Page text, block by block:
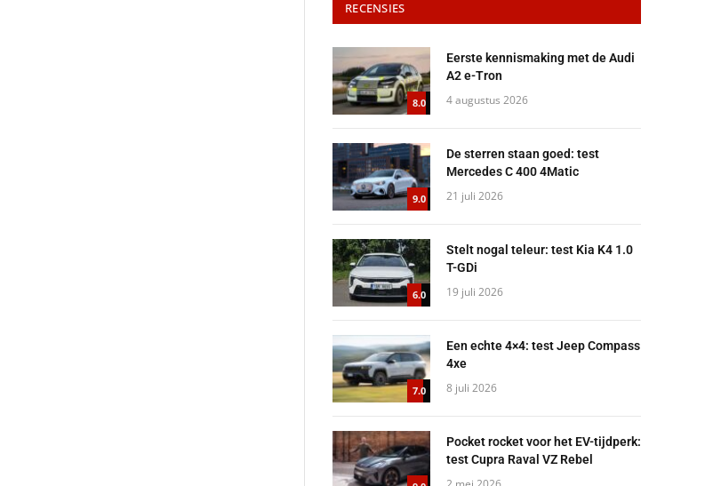
RECENSIES
8.0
Eerste kennismaking met de Audi
A2 e-Tron
4 augustus 2026
9.0
De sterren staan goed: test
Mercedes C 400 4Matic
21 juli 2026
6.0
Stelt nogal teleur: test Kia K4 1.0
T-GDi
19 juli 2026
7.0
Een echte 4×4: test Jeep Compass
4xe
8 juli 2026
Pocket rocket voor het EV-tijdperk:
test Cupra Raval VZ Rebel